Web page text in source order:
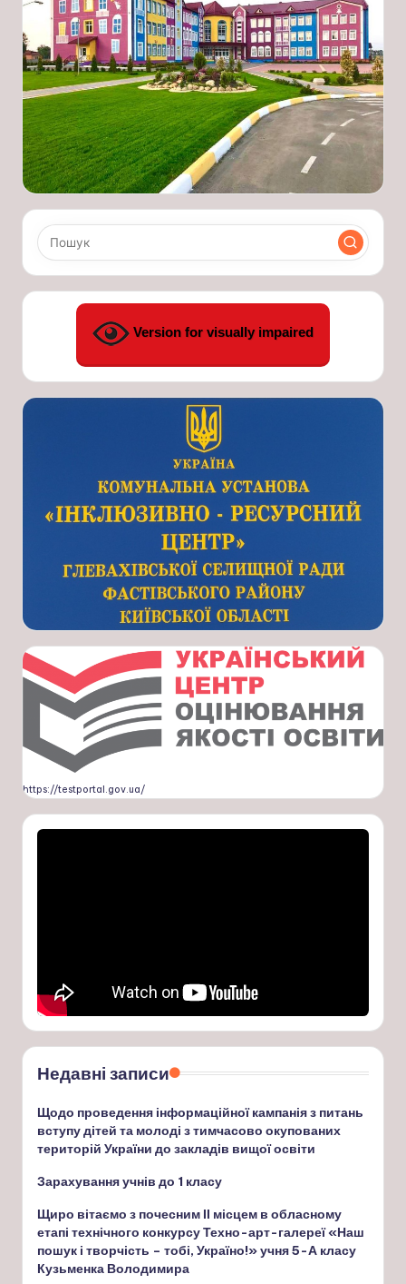
Version for visually impaired
https://testportal.gov.ua/
Недавні записи
Щодо проведення інформаційної кампанія з питань
вступу дітей та молоді з тимчасово окупованих
територій України до закладів вищої освіти
Зарахування учнів до 1 класу
Щиро вітаємо з почесним ІІ місцем в обласному
етапі технічного конкурсу Техно-арт-галереї «Наш
пошук і творчість – тобі, Україно!» учня 5-А класу
Кузьменка Володимира